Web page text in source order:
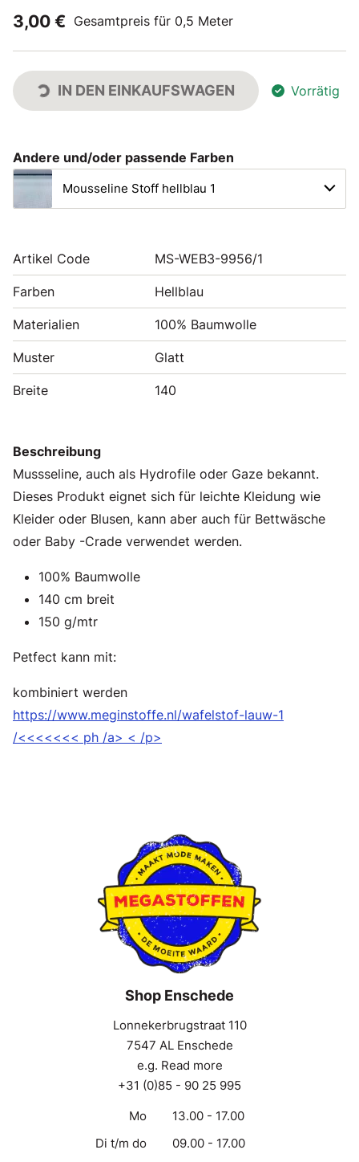
3,00 € Gesamtpreis für 0,5 Meter
IN DEN EINKAUFSWAGEN Vorrätig
Andere und/oder passende Farben
Mousseline Stoff hellblau 1
Artikel Code MS-WEB3-9956/1
Farben Hellblau
Materialien 100% Baumwolle
Muster Glatt
Breite 140
Beschreibung
Mussseline, auch als Hydrofile oder Gaze bekannt.
Dieses Produkt eignet sich für leichte Kleidung wie
Kleider oder Blusen, kann aber auch für Bettwäsche
oder Baby -Crade verwendet werden.
100% Baumwolle
140 cm breit
150 g/mtr
Petfect kann mit:
kombiniert werden
https://www.meginstoffe.nl/wafelstof-lauw-1
/<<<<<<< ph /a> < /p>
Shop Enschede
Lonnekerbrugstraat 110
7547 AL Enschede
e.g. Read more
+31 (0)85 - 90 25 995
Mo
13.00 - 17.00
Di t/m do
09.00 - 17.00